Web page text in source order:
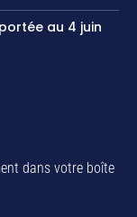
au 4 juin
dans votre boîte